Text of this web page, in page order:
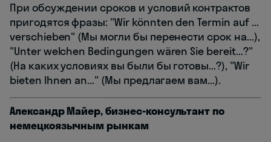
При обсуждении сроков и условий контрактов
пригодятся фразы: "Wir könnten den Termin auf ...
verschieben" (Мы могли бы перенести срок на...),
"Unter welchen Bedingungen wären Sie bereit...?"
(На каких условиях вы были бы готовы...?), "Wir
bieten Ihnen an..." (Мы предлагаем вам...).
Александр Майер, бизнес-консультант по
немецкоязычным рынкам